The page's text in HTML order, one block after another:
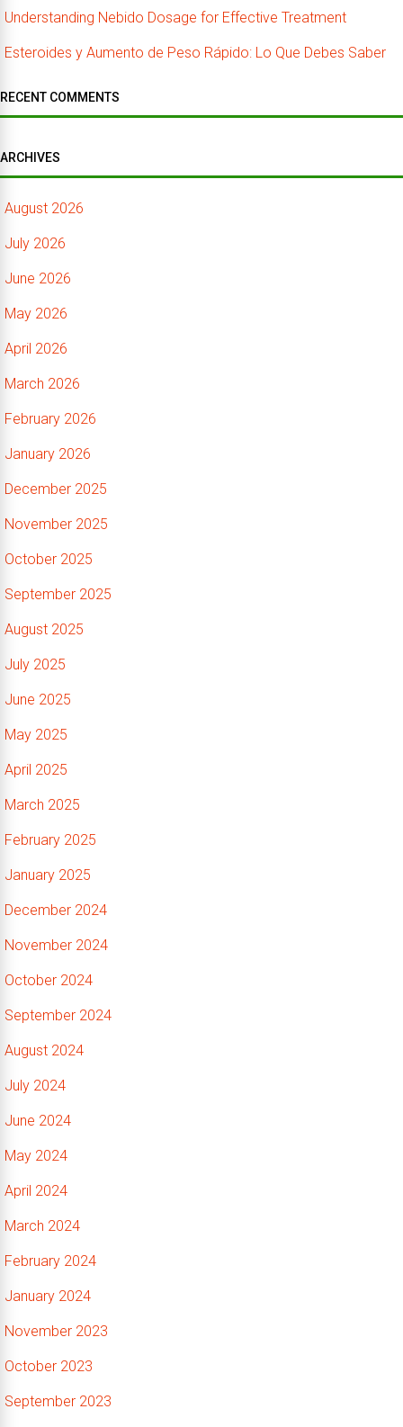
Understanding Nebido Dosage for Effective Treatment
Esteroides y Aumento de Peso Rápido: Lo Que Debes Saber
RECENT COMMENTS
ARCHIVES
August 2026
July 2026
June 2026
May 2026
April 2026
March 2026
February 2026
January 2026
December 2025
November 2025
October 2025
September 2025
August 2025
July 2025
June 2025
May 2025
April 2025
March 2025
February 2025
January 2025
December 2024
November 2024
October 2024
September 2024
August 2024
July 2024
June 2024
May 2024
April 2024
March 2024
February 2024
January 2024
November 2023
October 2023
September 2023